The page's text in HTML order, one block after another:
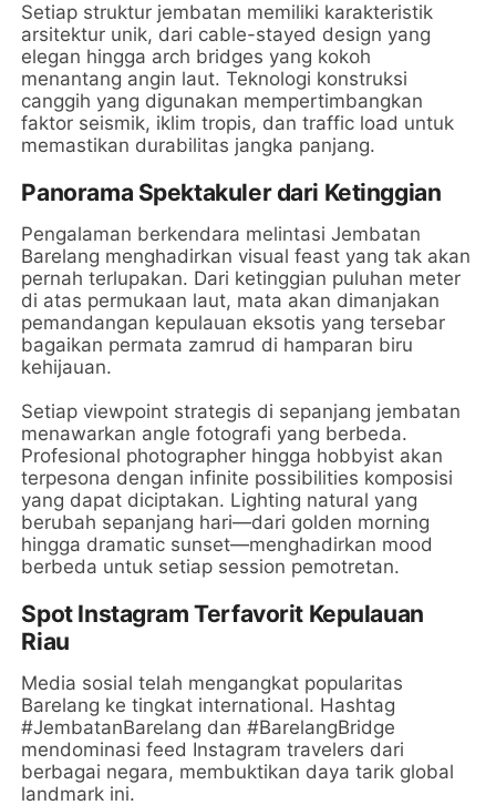
Setiap struktur jembatan memiliki karakteristik
arsitektur unik, dari cable-stayed design yang
elegan hingga arch bridges yang kokoh
menantang angin laut. Teknologi konstruksi
canggih yang digunakan mempertimbangkan
faktor seismik, iklim tropis, dan traffic load untuk
memastikan durabilitas jangka panjang.
Panorama Spektakuler dari Ketinggian
Pengalaman berkendara melintasi Jembatan
Barelang menghadirkan visual feast yang tak akan
pernah terlupakan. Dari ketinggian puluhan meter
di atas permukaan laut, mata akan dimanjakan
pemandangan kepulauan eksotis yang tersebar
bagaikan permata zamrud di hamparan biru
kehijauan.
Setiap viewpoint strategis di sepanjang jembatan
menawarkan angle fotografi yang berbeda.
Profesional photographer hingga hobbyist akan
terpesona dengan infinite possibilities komposisi
yang dapat diciptakan. Lighting natural yang
berubah sepanjang hari—dari golden morning
hingga dramatic sunset—menghadirkan mood
berbeda untuk setiap session pemotretan.
Spot Instagram Terfavorit Kepulauan
Riau
Media sosial telah mengangkat popularitas
Barelang ke tingkat international. Hashtag
#JembatanBarelang dan #BarelangBridge
mendominasi feed Instagram travelers dari
berbagai negara, membuktikan daya tarik global
landmark ini.